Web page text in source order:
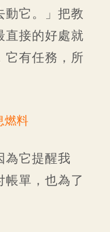
動它。」把教
直接的好處就
它有任務，所
燃料
為它提醒我
帳單，也為了